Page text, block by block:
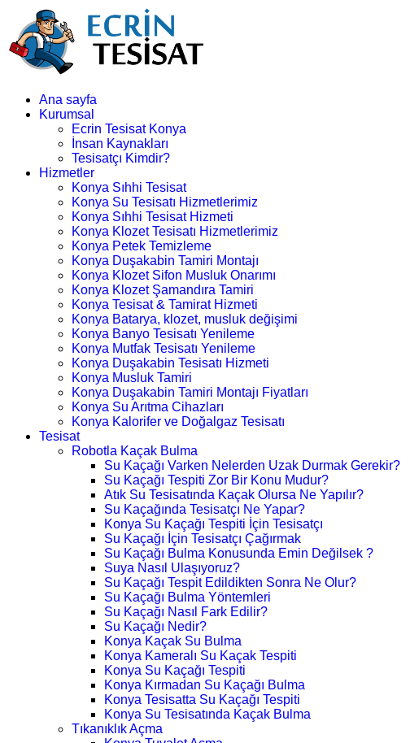
Ana sayfa
Kurumsal
Ecrin Tesisat Konya
İnsan Kaynakları
Tesisatçı Kimdir?
Hizmetler
Konya Sıhhi Tesisat
Konya Su Tesisatı Hizmetlerimiz
Konya Sıhhi Tesisat Hizmeti
Konya Klozet Tesisatı Hizmetlerimiz
Konya Petek Temizleme
Konya Duşakabin Tamiri Montajı
Konya Klozet Sifon Musluk Onarımı
Konya Klozet Şamandıra Tamiri
Konya Tesisat & Tamirat Hizmeti
Konya Batarya, klozet, musluk değişimi
Konya Banyo Tesisatı Yenileme
Konya Mutfak Tesisatı Yenileme
Konya Duşakabin Tesisatı Hizmeti
Konya Musluk Tamiri
Konya Duşakabin Tamiri Montajı Fiyatları
Konya Su Arıtma Cihazları
Konya Kalorifer ve Doğalgaz Tesisatı
Tesisat
Robotla Kaçak Bulma
Su Kaçağı Varken Nelerden Uzak Durmak Gerekir?
Su Kaçağı Tespiti Zor Bir Konu Mudur?
Atık Su Tesisatında Kaçak Olursa Ne Yapılır?
Su Kaçağında Tesisatçı Ne Yapar?
Konya Su Kaçağı Tespiti İçin Tesisatçı
Su Kaçağı İçin Tesisatçı Çağırmak
Su Kaçağı Bulma Konusunda Emin Değilsek ?
Suya Nasıl Ulaşıyoruz?
Su Kaçağı Tespit Edildikten Sonra Ne Olur?
Su Kaçağı Bulma Yöntemleri
Su Kaçağı Nasıl Fark Edilir?
Su Kaçağı Nedir?
Konya Kaçak Su Bulma
Konya Kameralı Su Kaçak Tespiti
Konya Su Kaçağı Tespiti
Konya Kırmadan Su Kaçağı Bulma
Konya Tesisatta Su Kaçağı Tespiti
Konya Su Tesisatında Kaçak Bulma
Tıkanıklık Açma